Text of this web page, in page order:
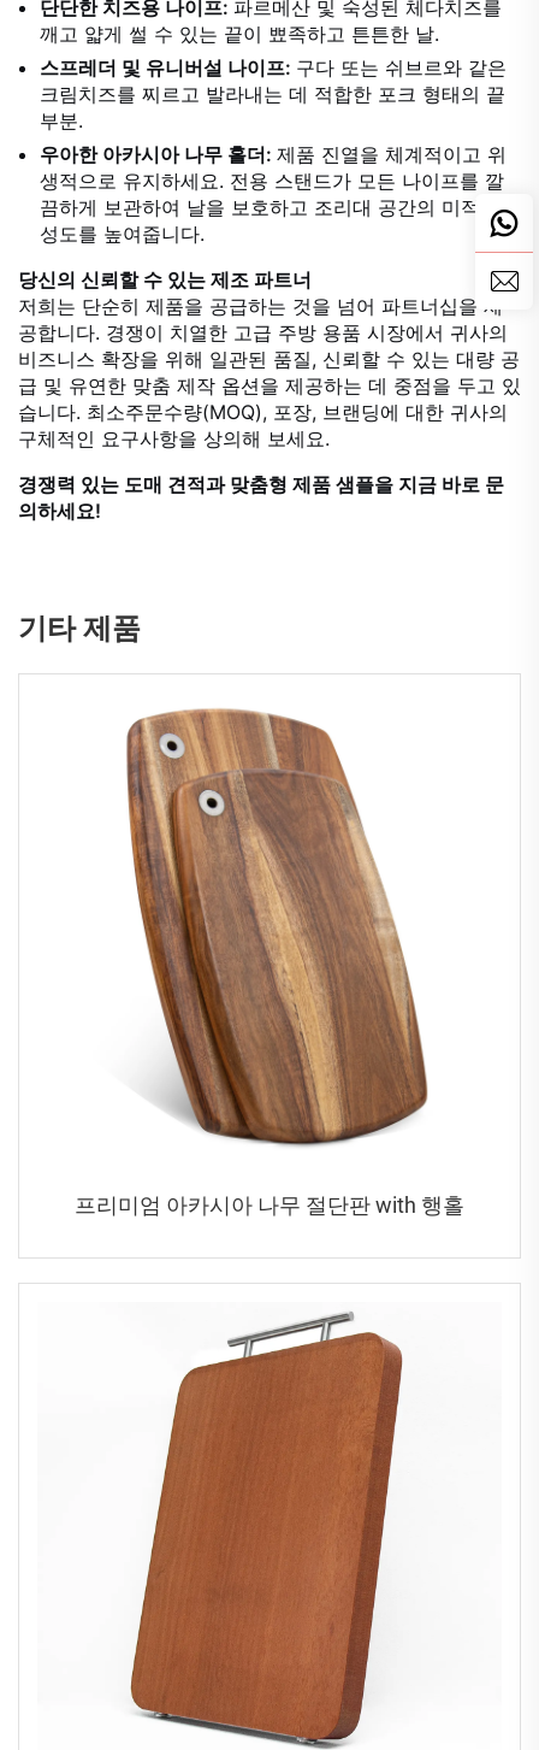
단단한 치즈용 나이프: 파르메산 및 숙성된 체다치즈를
깨고 얇게 썰 수 있는 끝이 뾰족하고 튼튼한 날.
스프레더 및 유니버설 나이프: 구다 또는 쉬브르와 같은
크림치즈를 찌르고 발라내는 데 적합한 포크 형태의 끝
부분.
우아한 아카시아 나무 홀더: 제품 진열을 체계적이고 위
생적으로 유지하세요. 전용 스탠드가 모든 나이프를 깔
끔하게 보관하여 날을 보호하고 조리대 공간의 미적 완
성도를 높여줍니다.
당신의 신뢰할 수 있는 제조 파트너
저희는 단순히 제품을 공급하는 것을 넘어 파트너십을 제
공합니다. 경쟁이 치열한 고급 주방 용품 시장에서 귀사의
비즈니스 확장을 위해 일관된 품질, 신뢰할 수 있는 대량 공
급 및 유연한 맞춤 제작 옵션을 제공하는 데 중점을 두고 있
습니다. 최소주문수량(MOQ), 포장, 브랜딩에 대한 귀사의
구체적인 요구사항을 상의해 보세요.
경쟁력 있는 도매 견적과 맞춤형 제품 샘플을 지금 바로 문
의하세요!
기타 제품
프리미엄 아카시아 나무 절단판 with 행홀